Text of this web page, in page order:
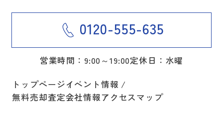
0120-555-635
営業時間：9:00～19:00定休日：水曜
トップページイベント情報
無料売却査定会社情報アクセスマップ